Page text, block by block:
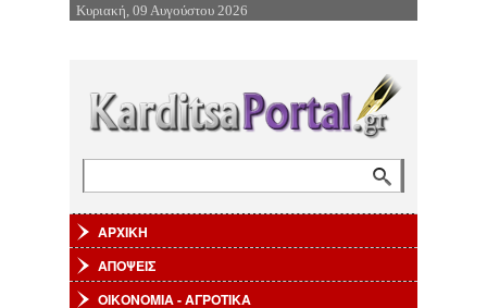
Επιστροφή στην Πλοήγηση
Κυριακή, 09 Αυγούστου 2026
ΑΡΧΙΚΗ
ΑΠΟΨΕΙΣ
ΟΙΚΟΝΟΜΙΑ - ΑΓΡΟΤΙΚΑ